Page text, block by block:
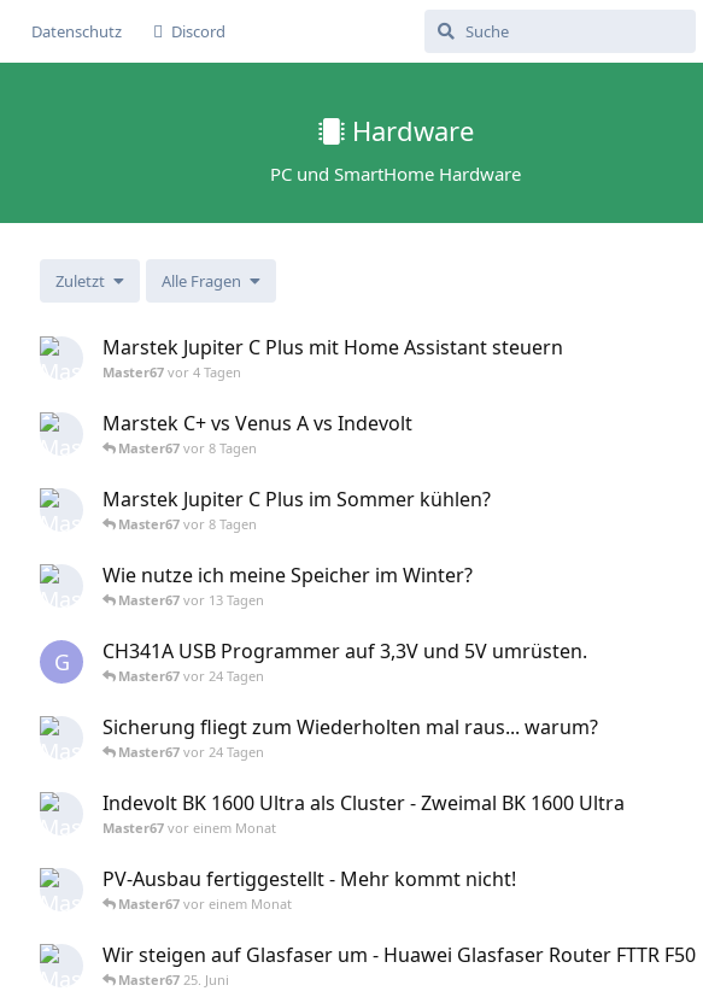
Datenschutz Discord
Hardware
PC und SmartHome Hardware
Zuletzt Alle Fragen
Marstek Jupiter C Plus mit Home Assistant steuern
Master67 vor 4 Tagen
Marstek C+ vs Venus A vs Indevolt
Master67 vor 8 Tagen
Marstek Jupiter C Plus im Sommer kühlen?
Master67 vor 8 Tagen
Wie nutze ich meine Speicher im Winter?
Master67 vor 13 Tagen
G CH341A USB Programmer auf 3,3V und 5V umrüsten.
Master67 vor 24 Tagen
Sicherung fliegt zum Wiederholten mal raus... warum?
Master67 vor 24 Tagen
Indevolt BK 1600 Ultra als Cluster - Zweimal BK 1600 Ultra
Master67 vor einem Monat
PV-Ausbau fertiggestellt - Mehr kommt nicht!
Master67 vor einem Monat
Wir steigen auf Glasfaser um - Huawei Glasfaser Router FTTR F50
Master67 25. Juni